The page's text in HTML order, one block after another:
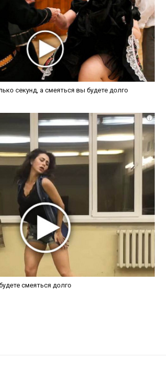
секунд, а смеяться вы будете долго
i
смеяться долго